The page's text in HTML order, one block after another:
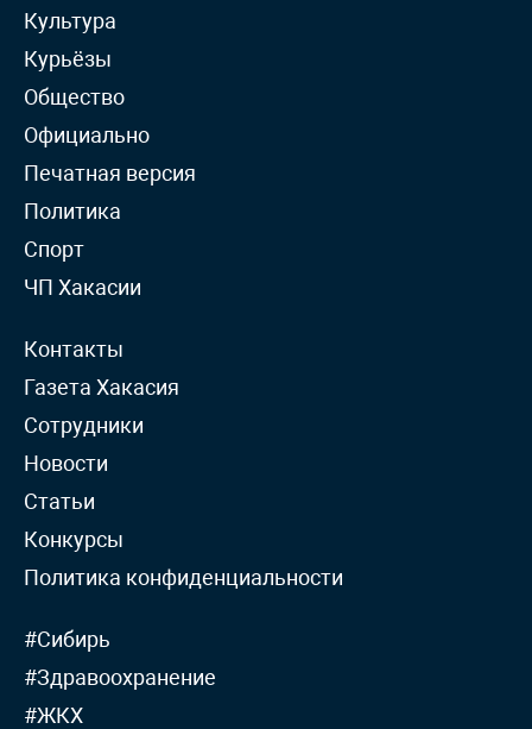
Культура
Курьёзы
Общество
Официально
Печатная версия
Политика
Спорт
ЧП Хакасии
Контакты
Газета Хакасия
Сотрудники
Новости
Статьи
Конкурсы
Политика конфиденциальности
#Сибирь
#Здравоохранение
#ЖКХ